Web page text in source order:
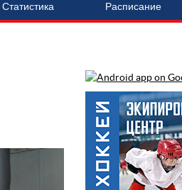
Статистика Расписание